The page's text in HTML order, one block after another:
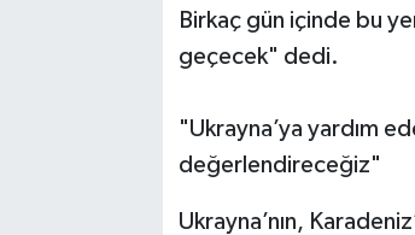
Birkaç gün içinde bu
geçecek" dedi.
"Ukrayna’ya yardım
değerlendireceğiz"
Ukrayna’nın,